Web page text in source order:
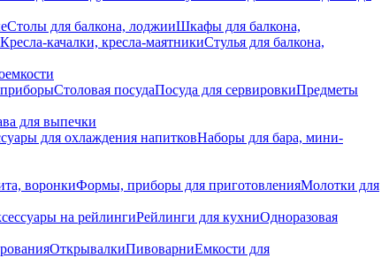
Столы для балкона, лоджииШкафы для балкона,
Кресла-качалки, кресла-маятникиСтулья для балкона,
Столовая посудаПосуда для сервировкиПредметы
для выпечки
для охлаждения напитковНаборы для бара, мини-
воронкиФормы, приборы для приготовленияМолотки для
на рейлингиРейлинги для кухниОдноразовая
ОткрывалкиПивоварниЕмкости для